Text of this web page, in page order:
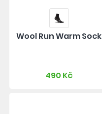
Wool Run Warm Sock
490 Kč